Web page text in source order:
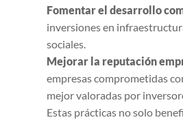
Fomentar el desarrollo
inversiones en
sociales.
Mejorar la reputación
empresas comprometidas
mejor valoradas por
Estas prácticas no solo